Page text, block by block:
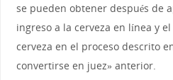
se pueden obtener después de
ingreso a la cerveza en línea y
cerveza en el proceso descrito
convertirse en juez» anterior.